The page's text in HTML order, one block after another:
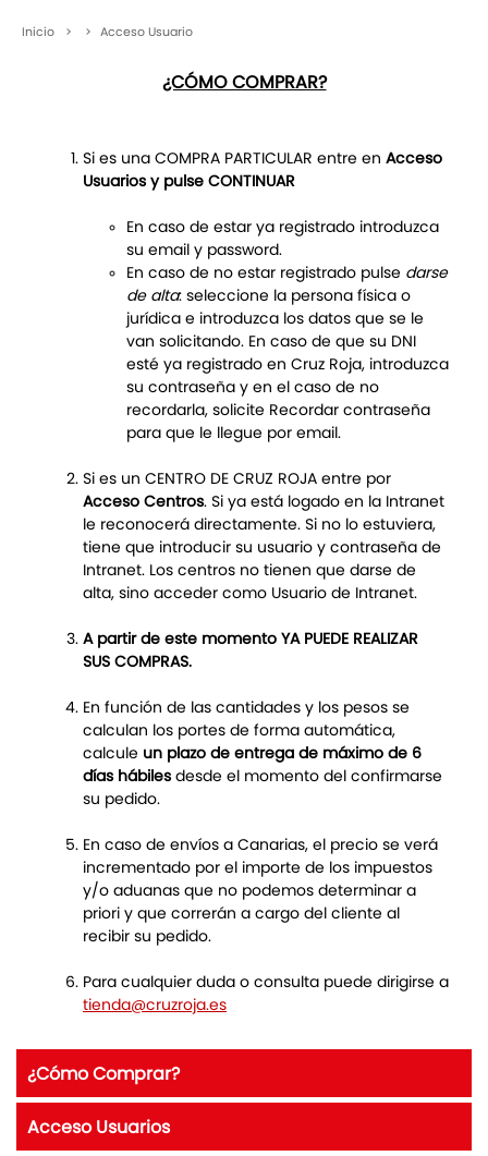
Inicio > > Acceso Usuario
¿CÓMO COMPRAR?
Si es una COMPRA PARTICULAR entre en Acceso
Usuarios y pulse CONTINUAR
En caso de estar ya registrado introduzca
su email y password.
En caso de no estar registrado pulse darse
de alta: seleccione la persona física o
jurídica e introduzca los datos que se le
van solicitando. En caso de que su DNI
esté ya registrado en Cruz Roja, introduzca
su contraseña y en el caso de no
recordarla, solicite Recordar contraseña
para que le llegue por email.
Si es un CENTRO DE CRUZ ROJA entre por
Acceso Centros. Si ya está logado en la Intranet
le reconocerá directamente. Si no lo estuviera,
tiene que introducir su usuario y contraseña de
Intranet. Los centros no tienen que darse de
alta, sino acceder como Usuario de Intranet.
A partir de este momento YA PUEDE REALIZAR
SUS COMPRAS.
En función de las cantidades y los pesos se
calculan los portes de forma automática,
calcule un plazo de entrega de máximo de 6
días hábilesdesde el momento del confirmarse
su pedido.
En caso de envíos a Canarias, el precio se verá
incrementado por el importe de los impuestos
y/o aduanas que no podemos determinar a
priori y que correrán a cargo del cliente al
recibir su pedido.
Para cualquier duda o consulta puede dirigirse a
tienda@cruzroja.es
¿Cómo Comprar?
Acceso Usuarios